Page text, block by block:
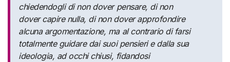
chiedendogli di non dover pensare, di non
dover capire nulla, di non dover approfondire
alcuna argomentazione, ma al contrario di farsi
totalmente guidare dai suoi pensieri e dalla sua
ideologia, ad occhi chiusi, fidandosi